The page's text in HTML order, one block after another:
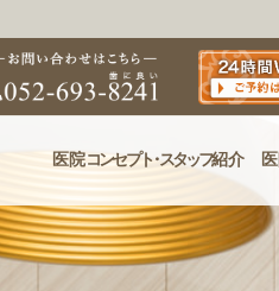
医院コンセプト・スタッフ紹介 医